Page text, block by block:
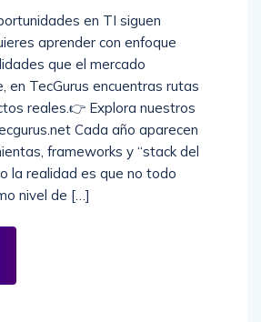
en TI siguen
aprender con enfoque
que el mercado
en TecGurus encuentras rutas
reales.👉 Explora nuestros
Cada año aparecen
frameworks y “stack del
la realidad es que no todo